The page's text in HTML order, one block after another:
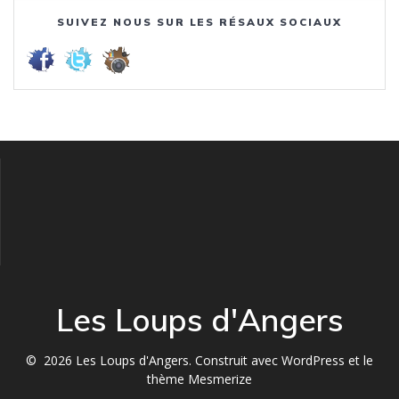
SUIVEZ NOUS SUR LES RÉSAUX SOCIAUX
Les Loups d'Angers
© 2026 Les Loups d'Angers. Construit avec WordPress et le
thème Mesmerize